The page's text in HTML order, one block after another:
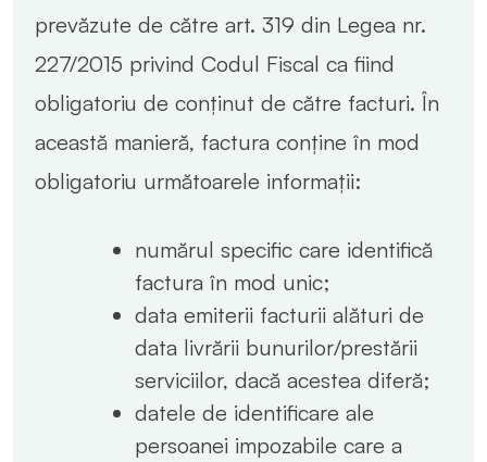
prevăzute de către art. 319 din Legea nr.
227/2015 privind Codul Fiscal ca fiind
obligatoriu de conținut de către facturi. În
această manieră, factura conține în mod
obligatoriu următoarele informații:
numărul specific care identifică
factura în mod unic;
data emiterii facturii alături de
data livrării bunurilor/prestării
serviciilor, dacă acestea diferă;
datele de identificare ale
persoanei impozabile care a